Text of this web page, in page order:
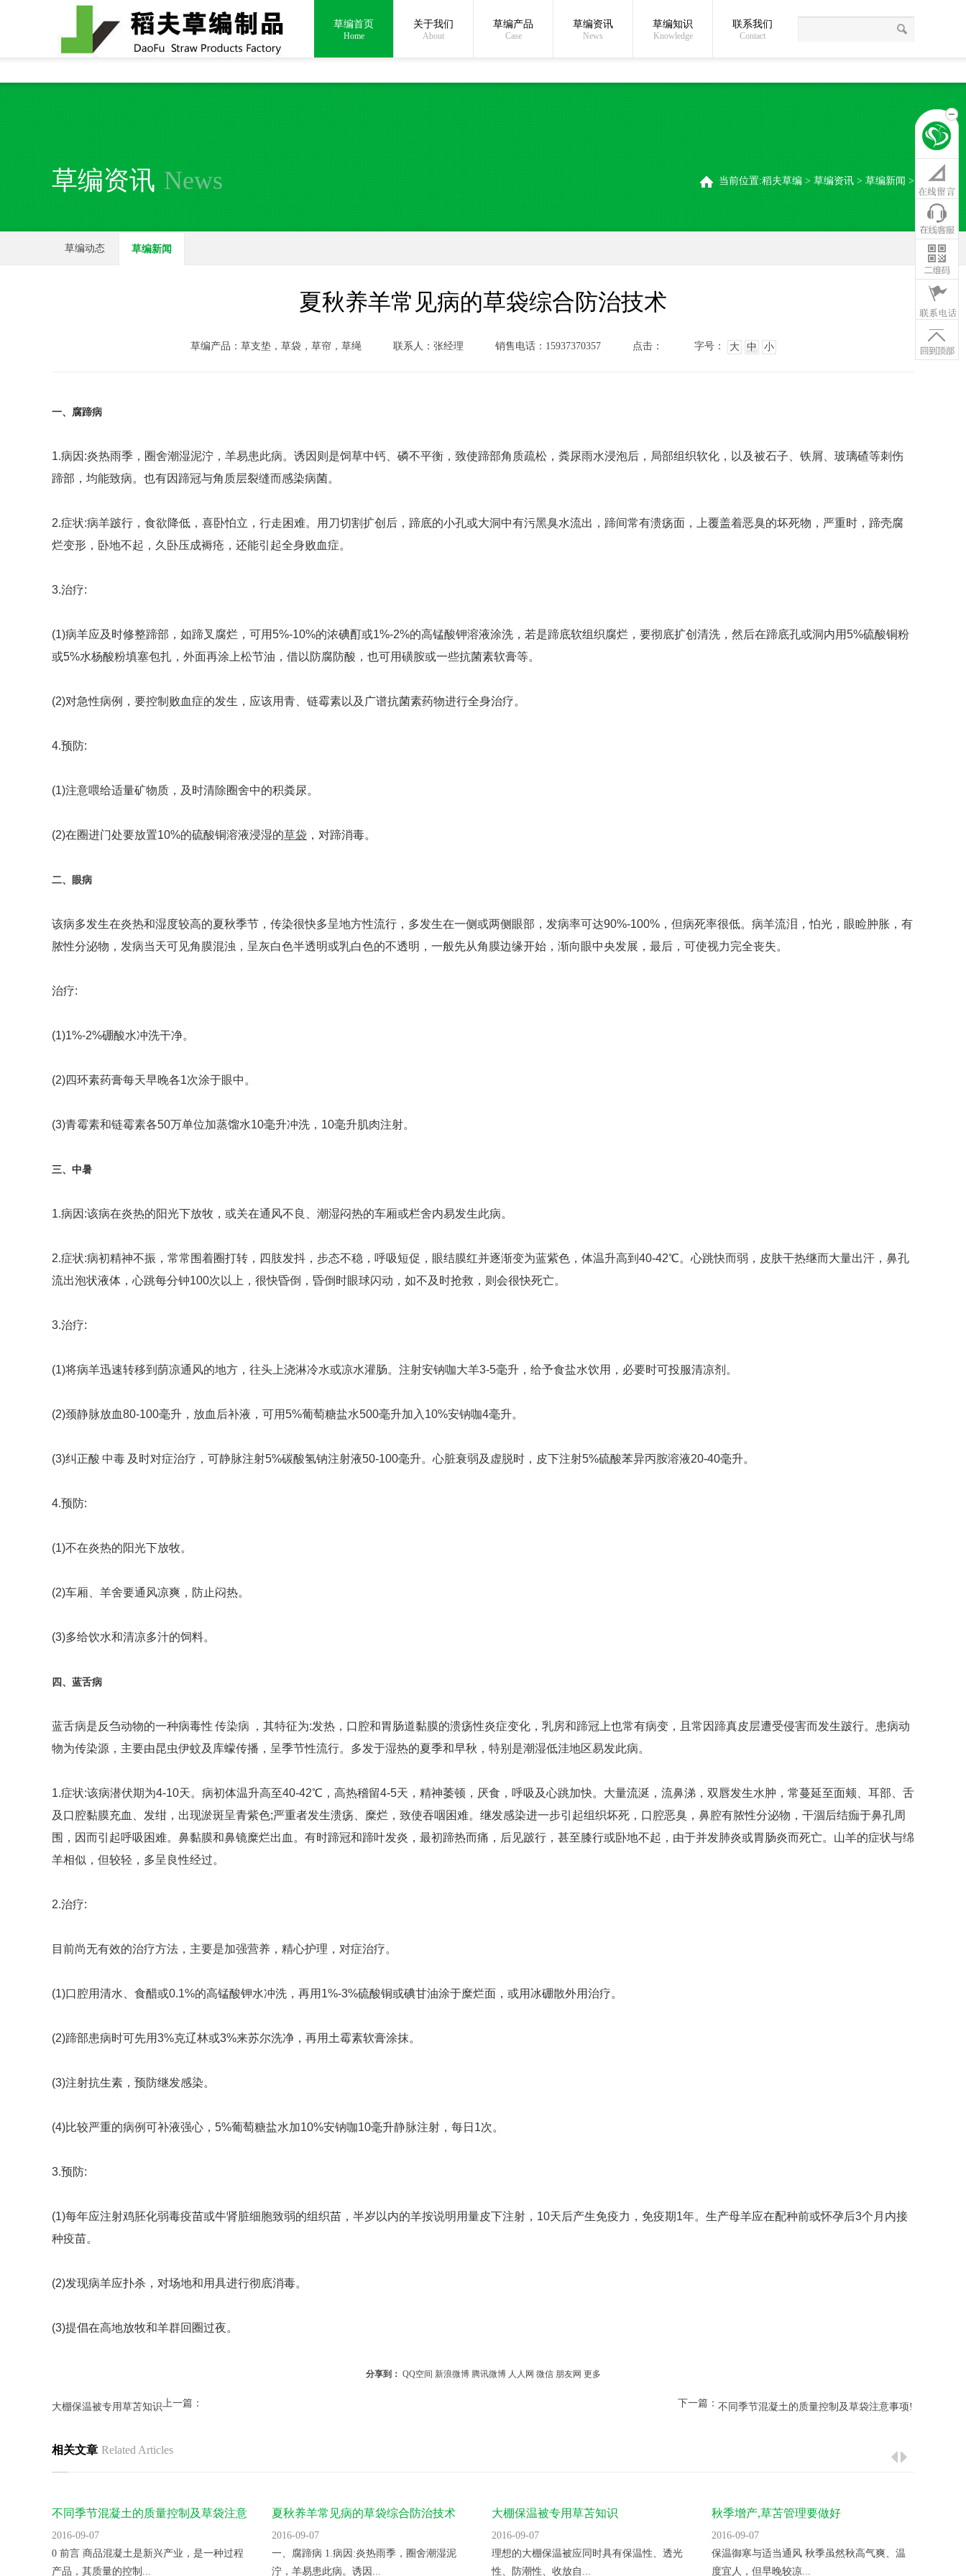
全国统一24小时销售电话：15937370357 在线沟通: 关于我们 草编常识 稻夫草编制品厂
草编首页
Home
关于我们
About
草编产品
Case
草编资讯
News
草编知识
Knowledge
联系我们
Contact
草编资讯 News 当前位置:稻夫草编 > 草编资讯 > 草编新闻 >
草编动态 草编新闻
夏秋养羊常见病的草袋综合防治技术
草编产品：草支垫，草袋，草帘，草绳 联系人：张经理 销售电话：15937370357 点击： 字号： 大 中 小
一、腐蹄病
1.病因:炎热雨季，圈舍潮湿泥泞，羊易患此病。诱因则是饲草中钙、磷不平衡，致使蹄部角质疏松，粪尿雨水浸泡后，局部组织软化，以及被石子、铁屑、玻璃碴等刺伤
蹄部，均能致病。也有因蹄冠与角质层裂缝而感染病菌。
2.症状:病羊跛行，食欲降低，喜卧怕立，行走困难。用刀切割扩创后，蹄底的小孔或大洞中有污黑臭水流出，蹄间常有溃疡面，上覆盖着恶臭的坏死物，严重时，蹄壳腐
烂变形，卧地不起，久卧压成褥疮，还能引起全身败血症。
3.治疗:
(1)病羊应及时修整蹄部，如蹄叉腐烂，可用5%-10%的浓碘酊或1%-2%的高锰酸钾溶液涂洗，若是蹄底软组织腐烂，要彻底扩创清洗，然后在蹄底孔或洞内用5%硫酸铜粉
或5%水杨酸粉填塞包扎，外面再涂上松节油，借以防腐防酸，也可用磺胺或一些抗菌素软膏等。
(2)对急性病例，要控制败血症的发生，应该用青、链霉素以及广谱抗菌素药物进行全身治疗。
4.预防:
(1)注意喂给适量矿物质，及时清除圈舍中的积粪尿。
(2)在圈进门处要放置10%的硫酸铜溶液浸湿的草袋 ，对蹄消毒。
二、眼病
该病多发生在炎热和湿度较高的夏秋季节，传染很快多呈地方性流行，多发生在一侧或两侧眼部，发病率可达90%-100%，但病死率很低。病羊流泪，怕光，眼睑肿胀，有
脓性分泌物，发病当天可见角膜混浊，呈灰白色半透明或乳白色的不透明，一般先从角膜边缘开始，渐向眼中央发展，最后，可使视力完全丧失。
治疗:
(1)1%-2%硼酸水冲洗干净。
(2)四环素药膏每天早晚各1次涂于眼中。
(3)青霉素和链霉素各50万单位加蒸馏水10毫升冲洗，10毫升肌肉注射。
三、中暑
1.病因:该病在炎热的阳光下放牧，或关在通风不良、潮湿闷热的车厢或栏舍内易发生此病。
2.症状:病初精神不振，常常围着圈打转，四肢发抖，步态不稳，呼吸短促，眼结膜红并逐渐变为蓝紫色，体温升高到40-42℃。心跳快而弱，皮肤干热继而大量出汗，鼻孔
流出泡状液体，心跳每分钟100次以上，很快昏倒，昏倒时眼球闪动，如不及时抢救，则会很快死亡。
3.治疗:
(1)将病羊迅速转移到荫凉通风的地方，往头上浇淋冷水或凉水灌肠。注射安钠咖大羊3-5毫升，给予食盐水饮用，必要时可投服清凉剂。
(2)颈静脉放血80-100毫升，放血后补液，可用5%葡萄糖盐水500毫升加入10%安钠咖4毫升。
(3)纠正酸 中毒 及时对症治疗，可静脉注射5%碳酸氢钠注射液50-100毫升。心脏衰弱及虚脱时，皮下注射5%硫酸苯异丙胺溶液20-40毫升。
4.预防:
(1)不在炎热的阳光下放牧。
(2)车厢、羊舍要通风凉爽，防止闷热。
(3)多给饮水和清凉多汁的饲料。
四、蓝舌病
蓝舌病是反刍动物的一种病毒性 传染病
，其特征为:发热，口腔和胃肠道黏膜的溃疡性炎症变化，乳房和蹄冠上也常有病变，且常因蹄真皮层遭受侵害而发生跛行。患病动
物为传染源，主要由昆虫伊蚊及库蠓传播，呈季节性流行。多发于湿热的夏季和早秋，特别是潮湿低洼地区易发此病。
1.症状:该病潜伏期为4-10天。病初体温升高至40-42℃，高热稽留4-5天，精神萎顿，厌食，呼吸及心跳加快。大量流涎，流鼻涕，双唇发生水肿，常蔓延至面颊、耳部、舌
及口腔黏膜充血、发绀，出现淤斑呈青紫色;严重者发生溃疡、糜烂，致使吞咽困难。继发感染进一步引起组织坏死，口腔恶臭，鼻腔有脓性分泌物，干涸后结痂于鼻孔周
围，因而引起呼吸困难。鼻黏膜和鼻镜糜烂出血。有时蹄冠和蹄叶发炎，最初蹄热而痛，后见跛行，甚至膝行或卧地不起，由于并发肺炎或胃肠炎而死亡。山羊的症状与绵
羊相似，但较轻，多呈良性经过。
2.治疗:
目前尚无有效的治疗方法，主要是加强营养，精心护理，对症治疗。
(1)口腔用清水、食醋或0.1%的高锰酸钾水冲洗，再用1%-3%硫酸铜或碘甘油涂于糜烂面，或用冰硼散外用治疗。
(2)蹄部患病时可先用3%克辽林或3%来苏尔洗净，再用土霉素软膏涂抹。
(3)注射抗生素，预防继发感染。
(4)比较严重的病例可补液强心，5%葡萄糖盐水加10%安钠咖10毫升静脉注射，每日1次。
3.预防:
(1)每年应注射鸡胚化弱毒疫苗或牛肾脏细胞致弱的组织苗，半岁以内的羊按说明用量皮下注射，10天后产生免疫力，免疫期1年。生产母羊应在配种前或怀孕后3个月内接
种疫苗。
(2)发现病羊应扑杀，对场地和用具进行彻底消毒。
(3)提倡在高地放牧和羊群回圈过夜。
分享到： QQ空间 新浪微博 腾讯微博 人人网 微信 朋友网 更多
上一篇：
大棚保温被专用草苫知识 下一篇： 不同季节混凝土的质量控制及草袋注意事项!
相关文章 Related Articles
不同季节混凝土的质量控制及草袋注意
事项!
2016-09-07
0 前言 商品混凝土是新兴产业，是一种过程
产品，其质量的控制...
夏秋养羊常见病的草袋综合防治技术
2016-09-07
一、腐蹄病 1.病因:炎热雨季，圈舍潮湿泥
泞，羊易患此病。诱因...
大棚保温被专用草苫知识
2016-09-07
理想的大棚保温被应同时具有保温性、透光
性、防潮性、收放自...
秋季增产,草苫管理要做好
2016-09-07
保温御寒与适当通风 秋季虽然秋高气爽、温
度宜人，但早晚较凉...